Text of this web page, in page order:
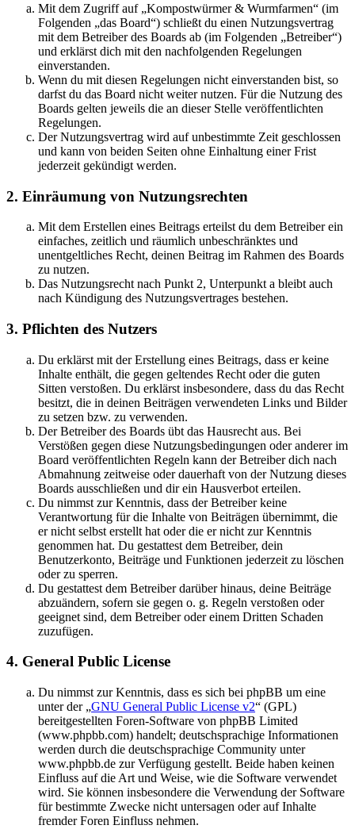
Mit dem Zugriff auf „Kompostwürmer & Wurmfarmen“ (im
Folgenden „das Board“) schließt du einen Nutzungsvertrag
mit dem Betreiber des Boards ab (im Folgenden „Betreiber“)
und erklärst dich mit den nachfolgenden Regelungen
einverstanden.
Wenn du mit diesen Regelungen nicht einverstanden bist, so
darfst du das Board nicht weiter nutzen. Für die Nutzung des
Boards gelten jeweils die an dieser Stelle veröffentlichten
Regelungen.
Der Nutzungsvertrag wird auf unbestimmte Zeit geschlossen
und kann von beiden Seiten ohne Einhaltung einer Frist
jederzeit gekündigt werden.
2. Einräumung von Nutzungsrechten
Mit dem Erstellen eines Beitrags erteilst du dem Betreiber ein
einfaches, zeitlich und räumlich unbeschränktes und
unentgeltliches Recht, deinen Beitrag im Rahmen des Boards
zu nutzen.
Das Nutzungsrecht nach Punkt 2, Unterpunkt a bleibt auch
nach Kündigung des Nutzungsvertrages bestehen.
3. Pflichten des Nutzers
Du erklärst mit der Erstellung eines Beitrags, dass er keine
Inhalte enthält, die gegen geltendes Recht oder die guten
Sitten verstoßen. Du erklärst insbesondere, dass du das Recht
besitzt, die in deinen Beiträgen verwendeten Links und Bilder
zu setzen bzw. zu verwenden.
Der Betreiber des Boards übt das Hausrecht aus. Bei
Verstößen gegen diese Nutzungsbedingungen oder anderer im
Board veröffentlichten Regeln kann der Betreiber dich nach
Abmahnung zeitweise oder dauerhaft von der Nutzung dieses
Boards ausschließen und dir ein Hausverbot erteilen.
Du nimmst zur Kenntnis, dass der Betreiber keine
Verantwortung für die Inhalte von Beiträgen übernimmt, die
er nicht selbst erstellt hat oder die er nicht zur Kenntnis
genommen hat. Du gestattest dem Betreiber, dein
Benutzerkonto, Beiträge und Funktionen jederzeit zu löschen
oder zu sperren.
Du gestattest dem Betreiber darüber hinaus, deine Beiträge
abzuändern, sofern sie gegen o. g. Regeln verstoßen oder
geeignet sind, dem Betreiber oder einem Dritten Schaden
zuzufügen.
4. General Public License
Du nimmst zur Kenntnis, dass es sich bei phpBB um eine
unter der „GNU General Public License v2“ (GPL)
bereitgestellten Foren-Software von phpBB Limited
(www.phpbb.com) handelt; deutschsprachige Informationen
werden durch die deutschsprachige Community unter
www.phpbb.de zur Verfügung gestellt. Beide haben keinen
Einfluss auf die Art und Weise, wie die Software verwendet
wird. Sie können insbesondere die Verwendung der Software
für bestimmte Zwecke nicht untersagen oder auf Inhalte
fremder Foren Einfluss nehmen.